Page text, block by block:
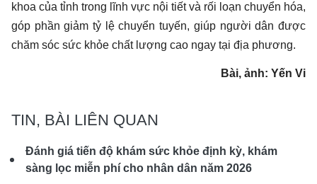
khoa của tỉnh trong lĩnh vực nội tiết và rối loạn chuyển hóa,
góp phần giảm tỷ lệ chuyển tuyến, giúp người dân được
chăm sóc sức khỏe chất lượng cao ngay tại địa phương.
Bài, ảnh: Yến Vi
TIN, BÀI LIÊN QUAN
Đánh giá tiến độ khám sức khỏe định kỳ, khám
sàng lọc miễn phí cho nhân dân năm 2026